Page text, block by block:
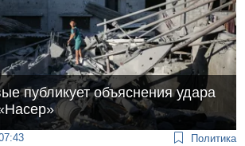
публикует объяснения удара
Политика